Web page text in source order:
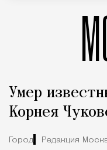
Умер
Корнея
Город Редакция